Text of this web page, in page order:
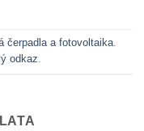
čerpadla a fotovoltaika.
odkaz